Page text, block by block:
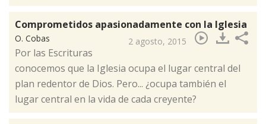
Comprometidos apasionadamente con la Iglesia
O. Cobas 2 agosto, 2015
​Por las Escrituras
conocemos que la Iglesia ocupa el lugar central del
plan redentor de Dios. Pero... ¿ocupa también el
lugar central en la vida de cada creyente?